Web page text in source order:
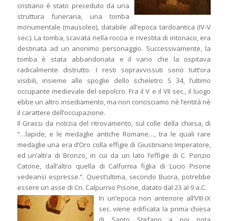
cristiano è stato preceduto da una
struttura funeraria, una tomba
monumentale (mausoleo), databile all’epoca tardoantica (IV-V
sec.). La tomba, scavata nella roccia e rivestita di intonaco, era
destinata ad un anonimo personaggio. Successivamente, la
tomba è stata abbandonata e il vano che la ospitava
radicalmente distrutto. I resti sopravvissuti sono tutt’ora
visibili, insieme alle spoglie dello scheletro S 34, l’ultimo
occupante medievale del sepolcro. Fra il V e il VII sec., il luogo
ebbe un altro insediamento, ma non conosciamo nè l’entità nè
il carattere dell’occupazione.
Il Grassi da notizia del ritrovamento, sul colle della chiesa, di
“…lapide, e le medaglie antiche Romane…, tra le quali rare
medaglie una era d’Oro colla effigie di Giustiniano Imperatore,
ed un’altra di Bronzo, in cui da un lato l’effigie di C. Ponzio
Catone, dall’altro quella di Calfurnia figlia di Lucio Pisone
vedeansi espresse.”. Quest’ultima, secondo Buora, potrebbe
essere un asse di Cn. Calpurnio Pisone, datato dal 23 al 9 a.C.
In un’epoca non anteriore all’VIII-IX
sec. viene edificata la prima chiesa